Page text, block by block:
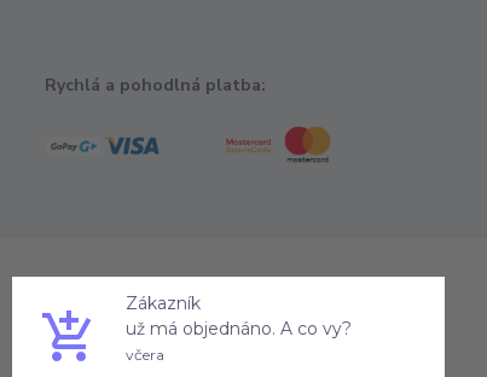
Rychlá a pohodlná platba:
Zákazník
už má objednáno. A co vy?
včera